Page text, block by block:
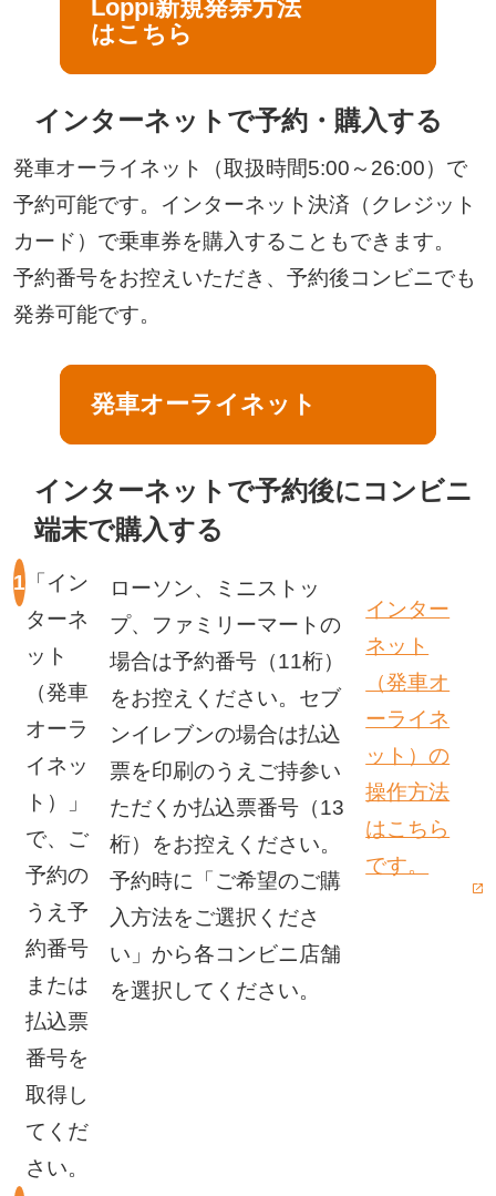
Loppi新規発券方法
はこちら
新しいウィンドウで開きます
インターネットで予約・購入する
発車オーライネット（取扱時間5:00～26:00）で
予約可能です。インターネット決済（クレジット
カード）で乗車券を購入することもできます。
予約番号をお控えいただき、予約後コンビニでも
発券可能です。
発車オーライネット
新しいウィンドウで開きます
インターネットで予約後にコンビニ
端末で購入する
「イン
ターネ
ット
（発車
オーラ
イネッ
ト）」
で、ご
予約の
うえ予
約番号
または
払込票
番号を
取得し
てくだ
さい。
ローソン、ミニストッ
プ、ファミリーマートの
場合は予約番号（11桁）
をお控えください。セブ
ンイレブンの場合は払込
票を印刷のうえご持参い
ただくか払込票番号（13
桁）をお控えください。
予約時に「ご希望のご購
入方法をご選択くださ
い」から各コンビニ店舗
を選択してください。
インター
ネット
（発車オ
ーライネ
ット）の
操作方法
はこちら
です。